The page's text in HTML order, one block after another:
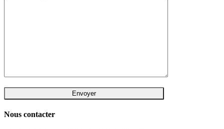
Nous contacter